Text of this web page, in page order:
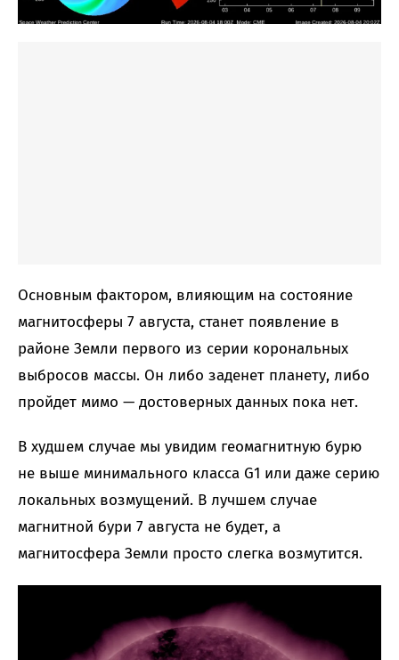
Основным фактором, влияющим на состояние
магнитосферы 7 августа, станет появление в
районе Земли первого из серии корональных
выбросов массы. Он либо заденет планету, либо
пройдет мимо — достоверных данных пока нет.
В худшем случае мы увидим геомагнитную бурю
не выше минимального класса G1 или даже серию
локальных возмущений. В лучшем случае
магнитной бури 7 августа не будет, а
магнитосфера Земли просто слегка возмутится.